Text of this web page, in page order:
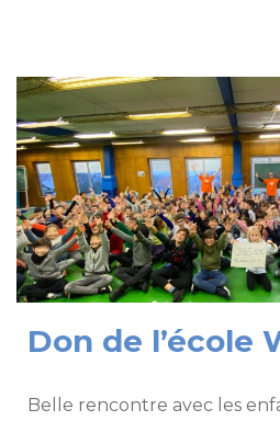
Don de l’école
Belle rencontre avec les